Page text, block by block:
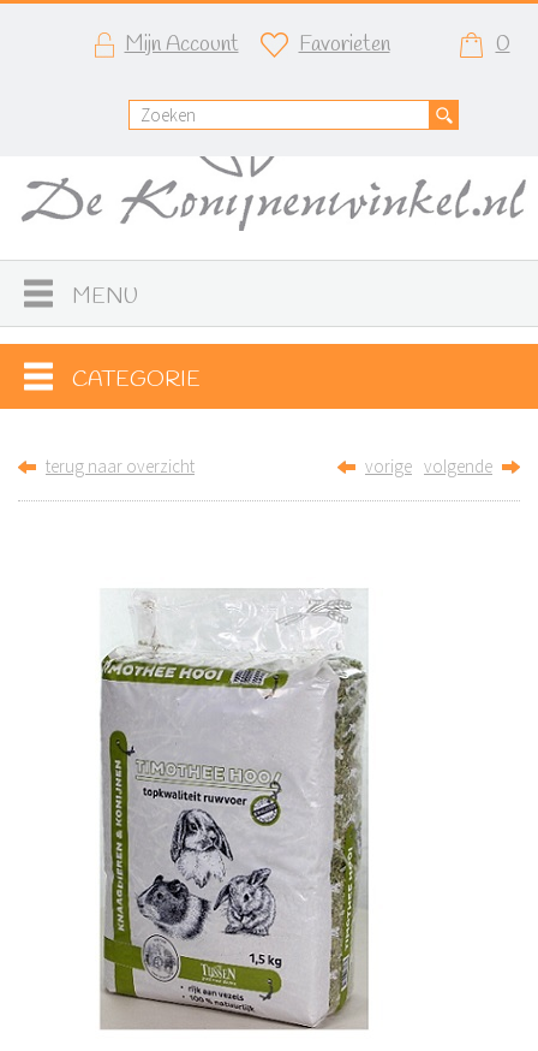
Mijn Account Favorieten 0
MENU
CATEGORIE
terug naar overzicht vorige volgende